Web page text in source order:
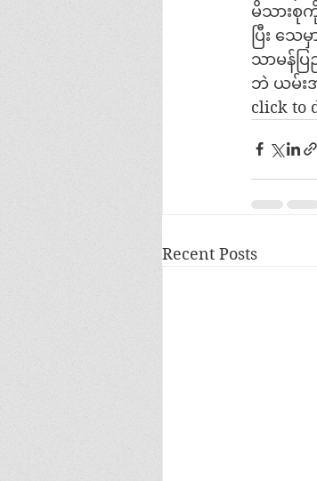
မိသားစု
ပြီး သ
သာမန်ပ
ဘဲ ယမ်းအ
click to
Recent Posts